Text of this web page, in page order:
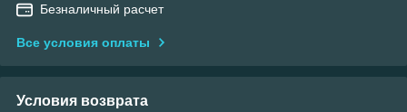
Безналичный расчет
Все условия оплаты
Условия возврата